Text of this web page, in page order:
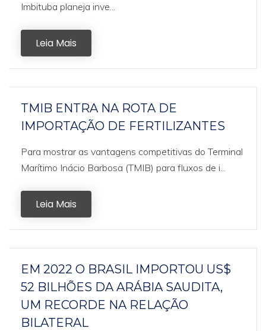
Imbituba planeja inve...
Leia Mais
TMIB ENTRA NA ROTA DE
IMPORTAÇÃO DE FERTILIZANTES
Para mostrar as vantagens competitivas do Terminal
Marítimo Inácio Barbosa (TMIB) para fluxos de i...
Leia Mais
EM 2022 O BRASIL IMPORTOU US$
52 BILHÕES DA ARÁBIA SAUDITA,
UM RECORDE NA RELAÇÃO
BILATERAL